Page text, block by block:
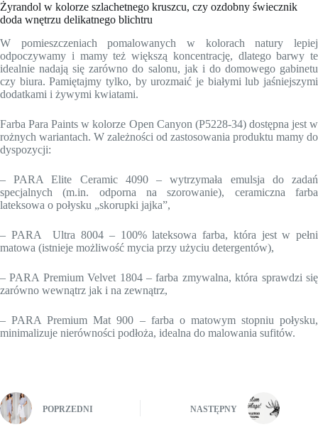
Żyrandol w kolorze szlachetnego kruszcu, czy ozdobny świecznik
doda wnętrzu delikatnego blichtru
W pomieszczeniach pomalowanych w kolorach natury lepiej
odpoczywamy i mamy też większą koncentrację, dlatego barwy te
idealnie nadają się zarówno do salonu, jak i do domowego gabinetu
czy biura. Pamiętajmy tylko, by urozmaić je białymi lub jaśniejszymi
dodatkami i żywymi kwiatami.
Farba Para Paints w kolorze Open Canyon (P5228-34) dostępna jest w
rożnych wariantach. W zależności od zastosowania produktu mamy do
dyspozycji:
– PARA Elite Ceramic 4090 – wytrzymała emulsja do zadań
specjalnych (m.in. odporna na szorowanie), ceramiczna farba
lateksowa o połysku „skorupki jajka”,
– PARA Ultra 8004 – 100% lateksowa farba, która jest w pełni
matowa (istnieje możliwość mycia przy użyciu detergentów),
– PARA Premium Velvet 1804 – farba zmywalna, która sprawdzi się
zarówno wewnątrz jak i na zewnątrz,
– PARA Premium Mat 900 – farba o matowym stopniu połysku,
minimalizuje nierówności podłoża, idealna do malowania sufitów.
POPRZEDNI NASTĘPNY